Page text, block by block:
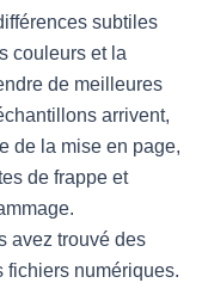
subtiles
couleurs et la
de meilleures
arrivent,
de la mise en page,
de frappe et
avez trouvé des
fichiers numériques.